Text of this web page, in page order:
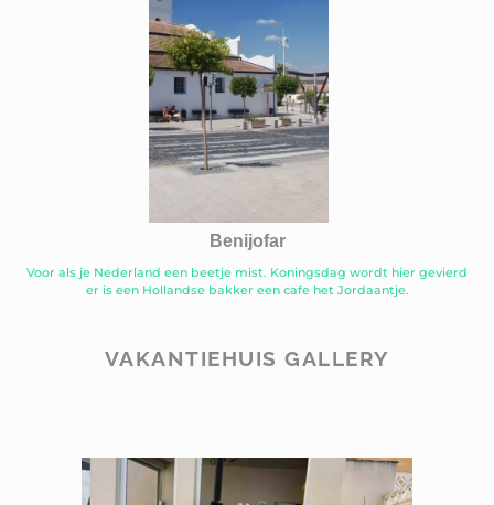
Benijofar
Voor als je Nederland een beetje mist. Koningsdag wordt hier gevierd
er is een Hollandse bakker een cafe het Jordaantje.
VAKANTIEHUIS GALLERY